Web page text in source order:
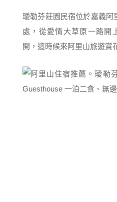
璦勒芬莊園民宿位於嘉義阿
處，從愛情大草原一路開
開，這時候來阿里山旅遊賞